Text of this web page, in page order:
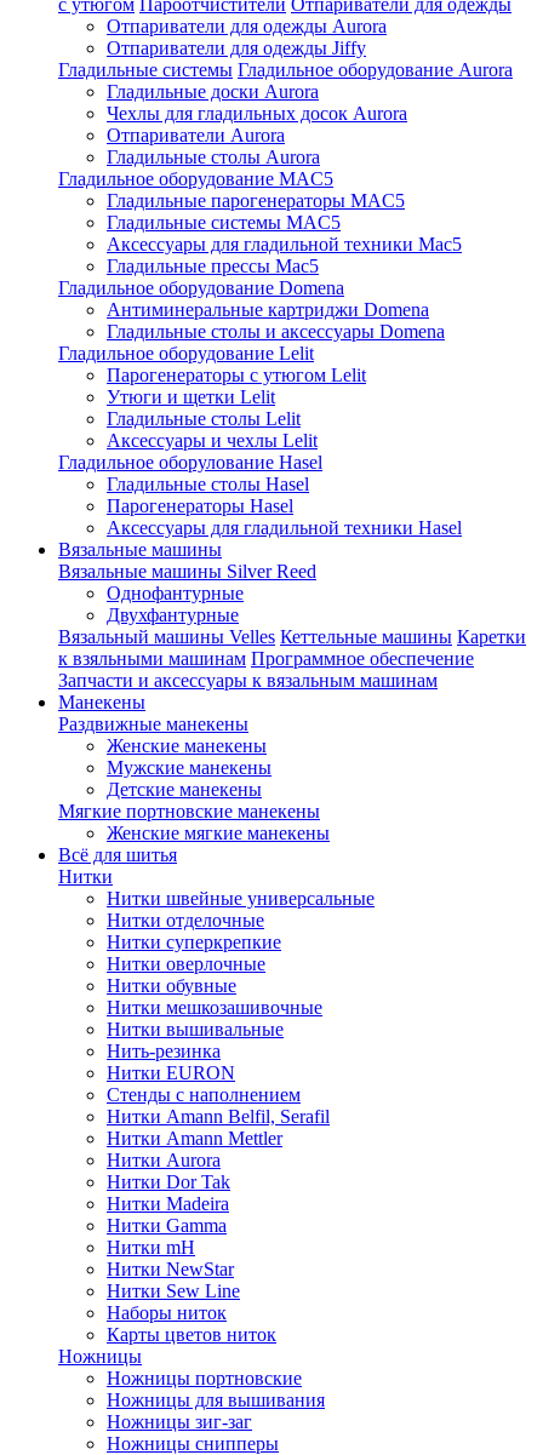
с утюгом Пароотчистители Отпариватели для одежды
Отпариватели для одежды Aurora
Отпариватели для одежды Jiffy
Гладильные системы Гладильное оборудование Aurora
Гладильные доски Aurora
Чехлы для гладильных досок Aurora
Отпариватели Aurora
Гладильные столы Aurora
Гладильное оборудование MAC5
Гладильные парогенераторы MAC5
Гладильные системы MAC5
Аксессуары для гладильной техники Mac5
Гладильные прессы Mac5
Гладильное оборудование Domena
Антиминеральные картриджи Domena
Гладильные столы и аксессуары Domena
Гладильное оборудование Lelit
Парогенераторы с утюгом Lelit
Утюги и щетки Lelit
Гладильные столы Lelit
Аксессуары и чехлы Lelit
Гладильное оборулование Hasel
Гладильные столы Hasel
Парогенераторы Hasel
Аксессуары для гладильной техники Hasel
Вязальные машины
Вязальные машины Silver Reed
Однофантурные
Двухфантурные
Вязальный машины Velles Кеттельные машины Каретки
к взяльными машинам Программное обеспечение
Запчасти и аксессуары к вязальным машинам
Манекены
Раздвижные манекены
Женские манекены
Мужские манекены
Детские манекены
Мягкие портновские манекены
Женские мягкие манекены
Всё для шитья
Нитки
Нитки швейные универсальные
Нитки отделочные
Нитки суперкрепкие
Нитки оверлочные
Нитки обувные
Нитки мешкозашивочные
Нитки вышивальные
Нить-резинка
Нитки EURON
Стенды с наполнением
Нитки Amann Belfil, Serafil
Нитки Amann Mettler
Нитки Aurora
Нитки Dor Tak
Нитки Madeira
Нитки Gamma
Нитки mH
Нитки NewStar
Нитки Sew Line
Наборы ниток
Карты цветов ниток
Ножницы
Ножницы портновские
Ножницы для вышивания
Ножницы зиг-заг
Ножницы снипперы